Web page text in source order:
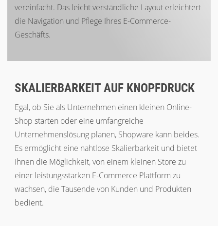
vereinfacht. Das leicht verständliche Layout erleichtert
die Navigation und Pflege Ihres E-Commerce-
Geschäfts.
SKALIERBARKEIT AUF KNOPFDRUCK
Egal, ob Sie als Unternehmen einen kleinen Online-
Shop starten oder eine umfangreiche
Unternehmenslösung planen, Shopware kann beides.
Es ermöglicht eine nahtlose Skalierbarkeit und bietet
Ihnen die Möglichkeit, von einem kleinen Store zu
einer leistungsstarken E-Commerce Plattform zu
wachsen, die Tausende von Kunden und Produkten
bedient.